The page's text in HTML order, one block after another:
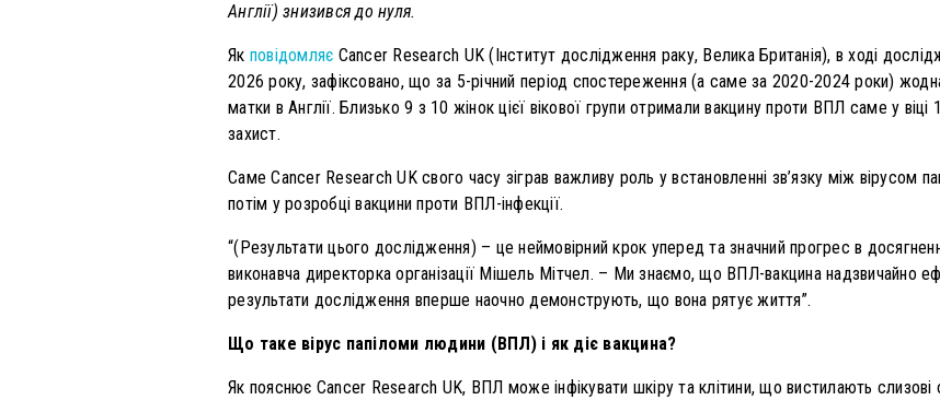
Англії) знизився до нуля.
Як повідомляє Cancer Research UK (Інститут дослідження раку, Велика Британія), в ході
2026 року, зафіксовано, що за 5-річний період спостереження (а саме за 2020-2024 роки)
матки в Англії. Близько 9 з 10 жінок цієї вікової групи отримали вакцину проти ВПЛ саме у
захист.
Саме Cancer Research UK свого часу зіграв важливу роль у встановленні зв’язку між
потім у розробці вакцини проти ВПЛ-інфекції.
“(Результати цього дослідження) – це неймовірний крок уперед та значний прогрес в
виконавча директорка організації Мішель Мітчел. – Ми знаємо, що ВПЛ-вакцина надзвичайно
результати дослідження вперше наочно демонструють, що вона рятує життя”.
Що таке вірус папіломи людини (ВПЛ) і як діє вакцина?
Як пояснює Cancer Research UK, ВПЛ може інфікувати шкіру та клітини, що вистилають слизові